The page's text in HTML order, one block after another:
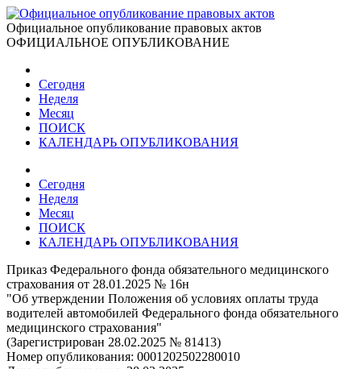
Официальное опубликование правовых актов
ОФИЦИАЛЬНОЕ ОПУБЛИКОВАНИЕ
Сегодня
Неделя
Месяц
ПОИСК
КАЛЕНДАРЬ ОПУБЛИКОВАНИЯ
Сегодня
Неделя
Месяц
ПОИСК
КАЛЕНДАРЬ ОПУБЛИКОВАНИЯ
Приказ Федерального фонда обязательного медицинского
страхования от 28.01.2025 № 16н
"Об утверждении Положения об условиях оплаты труда
водителей автомобилей Федерального фонда обязательного
медицинского страхования"
(Зарегистрирован 28.02.2025 № 81413)
Номер опубликования: 0001202502280010